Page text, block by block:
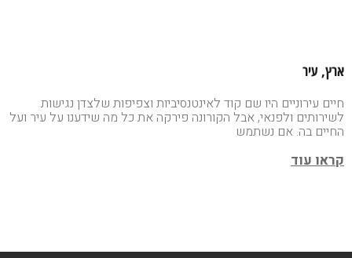
ארץ, עיר
חיים עירוניים היו שם קוד לאינטנסיביות וצפיפות שלצדן נגישות
לשירותים ולפנאי, אבל הקורונה פירקה את כל מה שידענו על עיר ועל
החיים בה. אם נשתמש
קראו עוד